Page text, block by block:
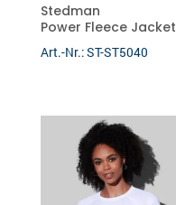
Stedman
Power Fleece Jacket
Art.-Nr.: ST-ST5040